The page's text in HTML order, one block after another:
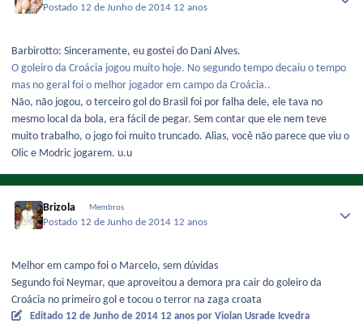
Postado 12 de Junho de 2014 12 anos
Barbirotto: Sinceramente, eu gostei do Dani Alves.
O goleiro da Croácia jogou muito hoje. No segundo tempo decaiu o tempo
mas no geral foi o melhor jogador em campo da Croácia..
Não, não jogou, o terceiro gol do Brasil foi por falha dele, ele tava no
mesmo local da bola, era fácil de pegar. Sem contar que ele nem teve
muito trabalho, o jogo foi muito truncado. Alias, você não parece que viu o
Olic e Modric jogarem. u.u
Brizola Membros
Postado 12 de Junho de 2014 12 anos
Melhor em campo foi o Marcelo, sem dúvidas
Segundo foi Neymar, que aproveitou a demora pra cair do goleiro da
Croácia no primeiro gol e tocou o terror na zaga croata
Editado 12 de Junho de 2014 12 anos por Violan Usrade Icvedra